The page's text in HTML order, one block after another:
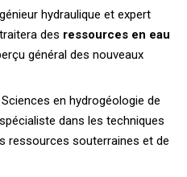
hydraulique et expert
des ressources en eau
général des nouveaux
en hydrogéologie de
dans les techniques
ressources souterraines et de